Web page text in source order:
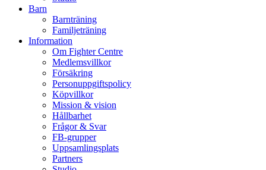
Barn
Barnträning
Familjeträning
Information
Om Fighter Centre
Medlemsvillkor
Försäkring
Personuppgiftspolicy
Köpvillkor
Mission & vision
Hållbarhet
Frågor & Svar
FB-grupper
Uppsamlingsplats
Partners